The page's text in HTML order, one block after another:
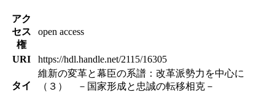
アク
セス
権
open access
URI https://hdl.handle.net/2115/16305
タイ
維新の変革と幕臣の系譜：改革派勢力を中心に
（３） －国家形成と忠誠の転移相克－